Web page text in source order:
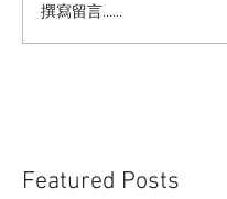
撰寫留言......
Featured Posts